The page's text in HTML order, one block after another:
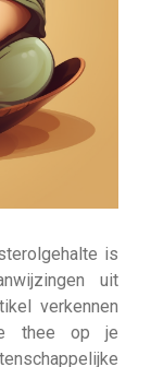
is
uit
verkennen
thee op je